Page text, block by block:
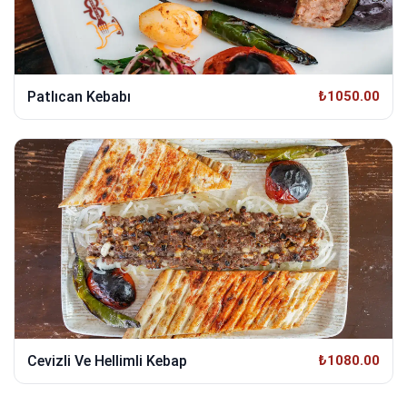
Patlıcan Kebabı ₺1050.00
Cevizli Ve Hellimli Kebap ₺1080.00